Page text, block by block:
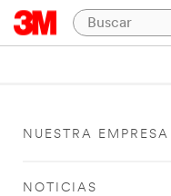
NUESTRA EMPRESA
NOTICIAS